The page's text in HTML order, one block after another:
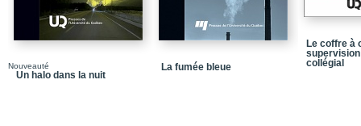
PARTIE C –
Questions ciblées
Nouveauté
Un halo dans la nuit
La fumée bleue
Le coffre à
collégial